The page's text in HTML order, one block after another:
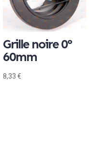
Grille noire 0°
60mm
8,33€